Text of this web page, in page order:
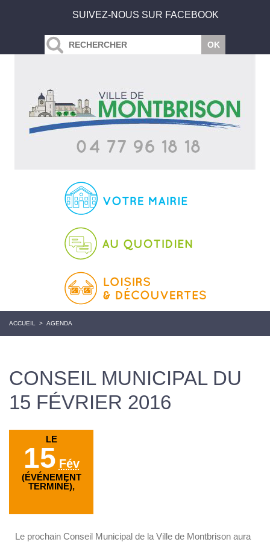
SUIVEZ-NOUS SUR FACEBOOK
ACCUEIL > AGENDA
CONSEIL MUNICIPAL DU
15 FÉVRIER 2016
LE
15 Fév
(ÉVÉNEMENT
TERMINÉ),
Le prochain Conseil Municipal de la Ville de Montbrison aura